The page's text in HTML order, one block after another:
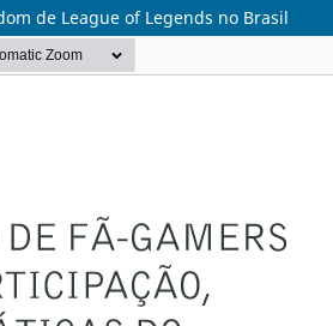
de League of Legends no Brasil